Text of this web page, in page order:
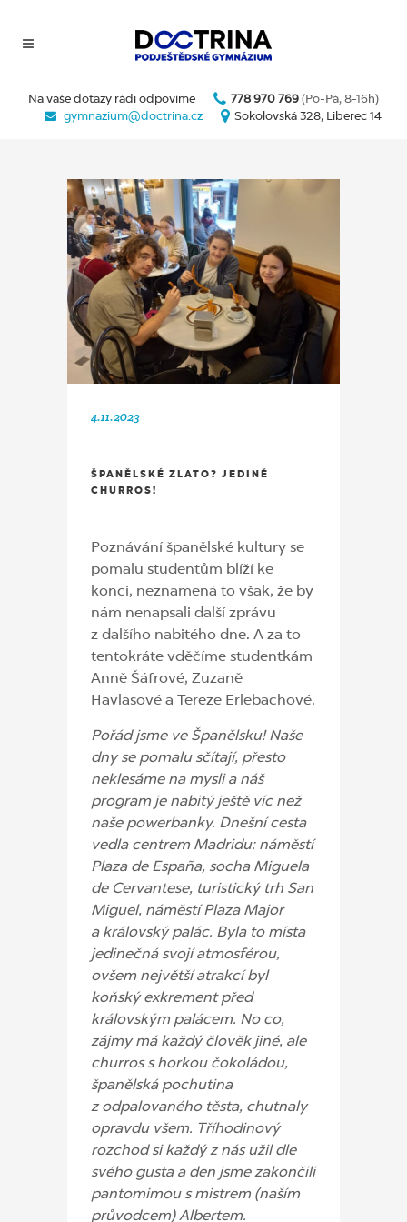
Na vaše dotazy rádi odpovíme 778 970 769 (Po-Pá, 8-16h)
gymnazium@doctrina.cz
Sokolovská 328, Liberec 14
4.11.2023
ŠPANĚLSKÉ ZLATO? JEDINĚ
CHURROS!
Poznávání španělské kultury se
pomalu studentům blíží ke
konci, neznamená to však, že by
nám nenapsali další zprávu
z dalšího nabitého dne. A za to
tentokráte vděčíme studentkám
Anně Šáfrové, Zuzaně
Havlasové a Tereze Erlebachové.
Pořád jsme ve Španělsku! Naše
dny se pomalu sčítají, přesto
neklesáme na mysli a náš
program je nabitý ještě víc než
naše powerbanky. Dnešní cesta
vedla centrem Madridu: náměstí
Plaza de España, socha Miguela
de Cervantese, turistický trh San
Miguel, náměstí Plaza Major
a královský palác. Byla to místa
jedinečná svojí atmosférou,
ovšem největší atrakcí byl
koňský exkrement před
královským palácem. No co,
zájmy má každý člověk jiné, ale
churros s horkou čokoládou,
španělská pochutina
z odpalovaného těsta, chutnaly
opravdu všem. Tříhodinový
rozchod si každý z nás užil dle
svého gusta a den jsme zakončili
pantomimou s mistrem (naším
průvodcem) Albertem.